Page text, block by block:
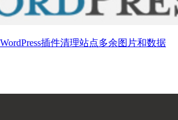
插件清理站点多余图片和数据